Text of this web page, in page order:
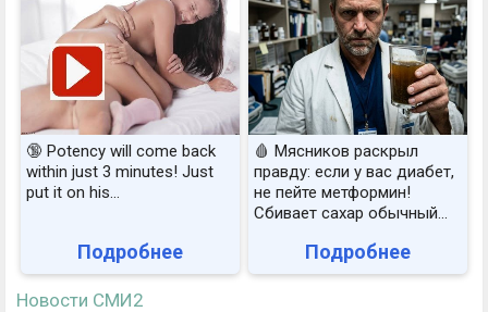
🔞 Potency will come back
within just 3 minutes! Just
put it on his…
Подробнее
🩸 Мясников раскрыл
правду: если у вас диабет,
не пейте метформин!
Сбивает сахар обычный...
Подробнее
Новости СМИ2